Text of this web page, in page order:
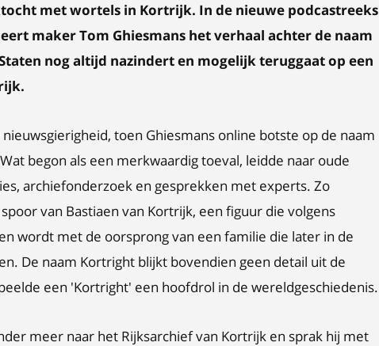
met wortels in Kortrijk. In de nieuwe podcastreeks
maker Tom Ghiesmans het verhaal achter de naam
nog altijd nazindert en mogelijk teruggaat op een
toen Ghiesmans online botste op de naam
begon als een merkwaardig toeval, leidde naar oude
archiefonderzoek en gesprekken met experts. Zo
van Bastiaen van Kortrijk, een figuur die volgens
wordt met de oorsprong van een familie die later in de
De naam Kortright blijkt bovendien geen detail uit de
een 'Kortright' een hoofdrol in de wereldgeschiedenis.
meer naar het Rijksarchief van Kortrijk en sprak hij met